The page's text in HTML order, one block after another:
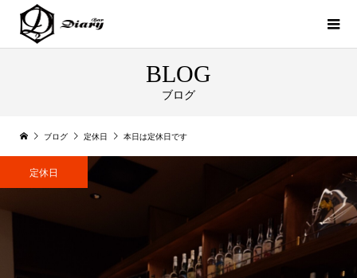
BLOG
ブログ
ブログ 定休日 本日は定休日です
定休日